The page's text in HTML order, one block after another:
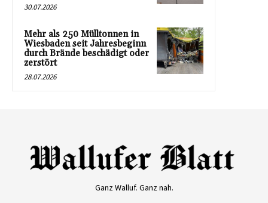
30.07.2026
Mehr als 250 Mülltonnen in
Wiesbaden seit Jahresbeginn
durch Brände beschädigt oder
zerstört
28.07.2026
Ganz Walluf. Ganz nah.